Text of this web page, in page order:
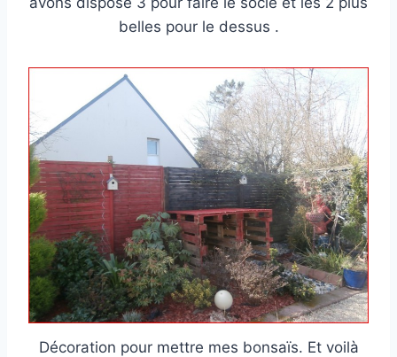
belles pour le dessus .
Décoration pour mettre mes bonsaïs. Et voilà